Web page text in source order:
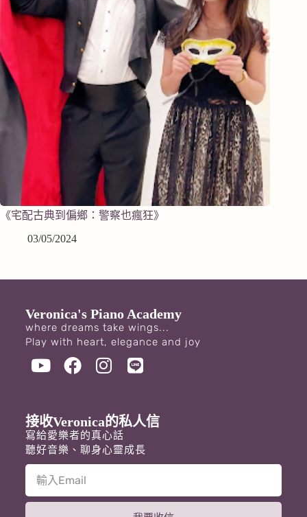
《宅配古典到偏鄉：警察也瘋狂》
03/05/2024
Veronica's Piano Academy
where dreams take wings...
Play with heart, elegance and joy
接收Veronica的私人信
寫給愛樂者的真心話
聽好音樂、聊身心靈成長